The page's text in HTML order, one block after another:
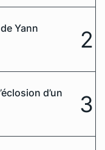
Yann
2
d’un
3